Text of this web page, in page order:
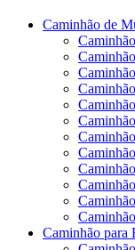
Caminhão de
Caminhão para